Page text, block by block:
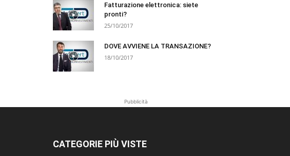
Fatturazione elettronica: siete
pronti?
25/10/2017
DOVE AVVIENE LA TRANSAZIONE?
18/10/2017
Pubblicità
CATEGORIE PIÙ VISTE